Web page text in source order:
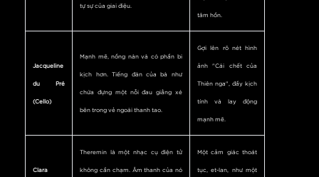
tự sự của giai điệu.
tâm hồn.
Jacqueline
du Pré
(Cello)
Mạnh mẽ, nồng nàn và có phần bi
kịch hơn. Tiếng đàn của bà như
chứa đựng một nỗi đau giằng xé
bên trong vẻ ngoài thanh tao.
Gợi lên rõ nét hình
ảnh "Cái chết của
Thiên nga", đầy kịch
tính và lay động
mạnh mẽ.
Clara
Theremin là một nhạc cụ điện tử
không cần chạm. Âm thanh của nó
Một cảm giác thoát
tục, et-lan, như một